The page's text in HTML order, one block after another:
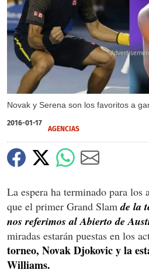
Novak y Serena son los favoritos a
2016-01-17
AGENCIAS
La espera ha terminado para los
que el primer Grand Slamde la
nos referimos al Abierto de
miradas estarán puestas en los
torneo, Novak Djokovic y la
Williams.